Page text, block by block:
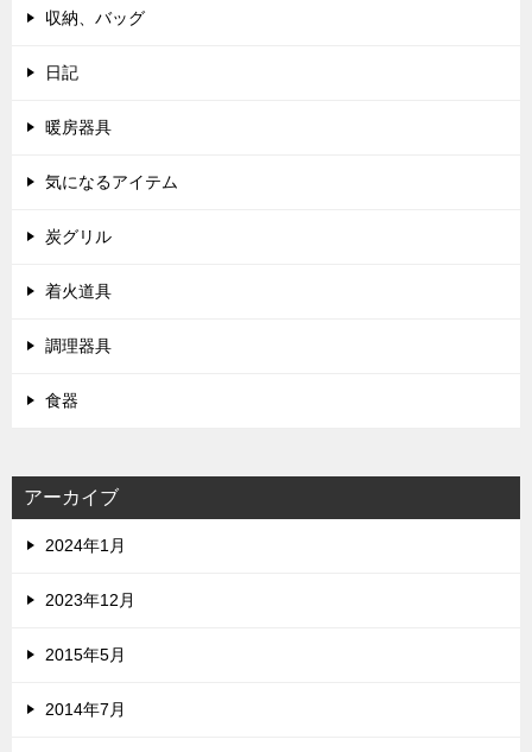
収納、バッグ
日記
暖房器具
気になるアイテム
炭グリル
着火道具
調理器具
食器
アーカイブ
2024年1月
2023年12月
2015年5月
2014年7月